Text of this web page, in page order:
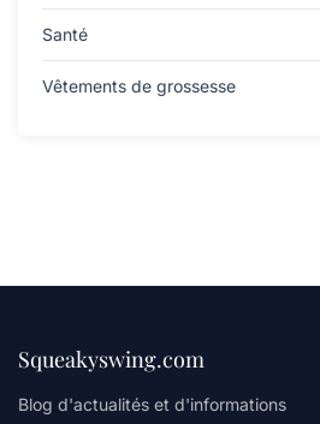
Santé
Vêtements de grossesse
Squeakyswing.com
Blog d'actualités et d'informations